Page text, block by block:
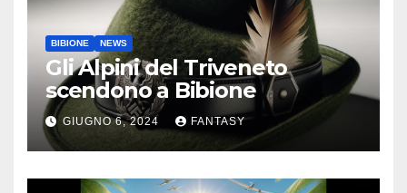
BIBIONE NEWS
Gli Alpini del Triveneto
scendono a Bibione
GIUGNO 6, 2024 FANTASY